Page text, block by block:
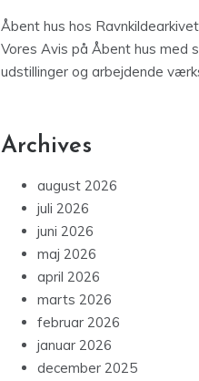
Åbent hus hos
Vores Avis på Åbent hus med
udstillinger og arbejdende
Archives
august 2026
juli 2026
juni 2026
maj 2026
april 2026
marts 2026
februar 2026
januar 2026
december 2025